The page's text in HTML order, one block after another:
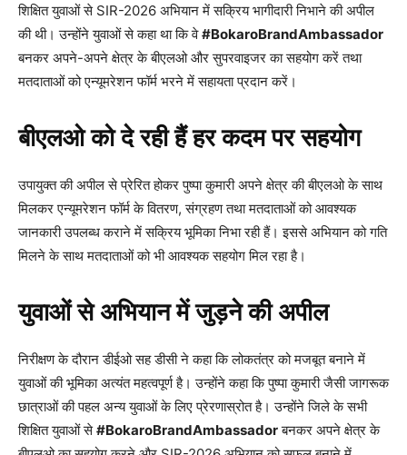
शिक्षित युवाओं से SIR-2026 अभियान में सक्रिय भागीदारी निभाने की अपील
की थी। उन्होंने युवाओं से कहा था कि वे#BokaroBrandAmbassador
बनकर अपने-अपने क्षेत्र के बीएलओ और सुपरवाइजर का सहयोग करें तथा
मतदाताओं को एन्यूमरेशन फॉर्म भरने में सहायता प्रदान करें।
बीएलओ को दे रही हैं हर कदम पर सहयोग
उपायुक्त की अपील से प्रेरित होकर पुष्पा कुमारी अपने क्षेत्र की बीएलओ के साथ
मिलकर एन्यूमरेशन फॉर्म के वितरण, संग्रहण तथा मतदाताओं को आवश्यक
जानकारी उपलब्ध कराने में सक्रिय भूमिका निभा रही हैं। इससे अभियान को गति
मिलने के साथ मतदाताओं को भी आवश्यक सहयोग मिल रहा है।
युवाओं से अभियान में जुड़ने की अपील
निरीक्षण के दौरान डीईओ सह डीसी ने कहा कि लोकतंत्र को मजबूत बनाने में
युवाओं की भूमिका अत्यंत महत्वपूर्ण है। उन्होंने कहा कि पुष्पा कुमारी जैसी जागरूक
छात्राओं की पहल अन्य युवाओं के लिए प्रेरणास्रोत है। उन्होंने जिले के सभी
शिक्षित युवाओं से#BokaroBrandAmbassadorबनकर अपने क्षेत्र के